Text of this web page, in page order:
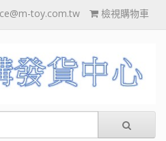
toy.com.tw 檢視購物車